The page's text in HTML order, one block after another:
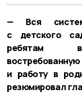
— Вся
с детского
ребятам
и работу в
резюмировал